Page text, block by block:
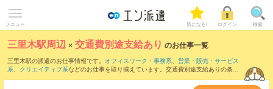
メニュー 気になる! ログイン 検索
三里木駅周辺 ×交通費別途支給あり のお仕事一覧
三里木駅の派遣のお仕事情報です。 オフィスワーク・事務系、 営業・販売・サービス
系、 クリエイティブ系などのお仕事を取り揃えています。交通費別途支給ありの条件